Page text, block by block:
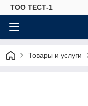
ТОО ТЕСТ-1
Товары и услуги